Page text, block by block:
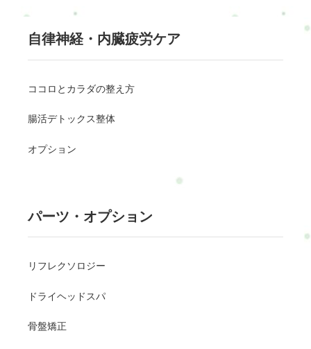
自律神経・内臓疲労ケア
ココロとカラダの整え方
腸活デトックス整体
オプション
パーツ・オプション
リフレクソロジー
ドライヘッドスパ
骨盤矯正